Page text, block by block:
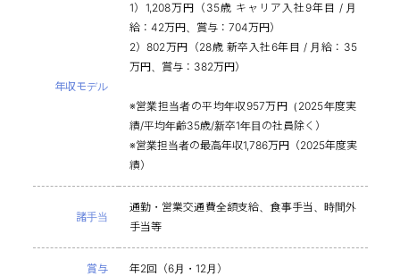
年収モデル
1）1,208万円（35歳 キャリア入社9年目 / 月
給：42万円、賞与：704万円）
2）802万円（28歳 新卒入社6年目 / 月給：35
万円、賞与：382万円）
※営業担当者の平均年収957万円（2025年度実
績/平均年齢35歳/新卒1年目の社員除く）
※営業担当者の最高年収1,786万円（2025年度実
績）
諸手当
通勤・営業交通費全額支給、食事手当、時間外
手当等
賞与 年2回（6月・12月）